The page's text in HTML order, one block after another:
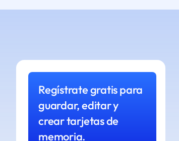
Regístrate gratis para
guardar, editar y
crear tarjetas de
memoria.